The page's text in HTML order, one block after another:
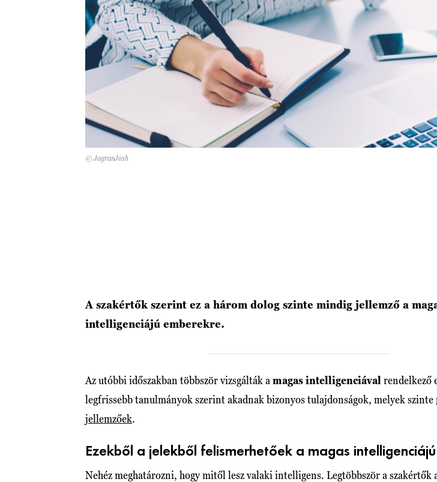
© JagranJosh
A szakértők szerint ez a három dolog szinte mindig jellemző a
intelligenciájú emberekre.
Az utóbbi időszakban többször vizsgálták a magas intelligenciával rendelkező
legfrissebb tanulmányok szerint akadnak bizonyos tulajdonságok, melyek szinte
jellemzőek.
Ezekből a jelekből felismerhetőek a magas
Nehéz meghatározni, hogy mitől lesz valaki intelligens. Legtöbbször a szakértők